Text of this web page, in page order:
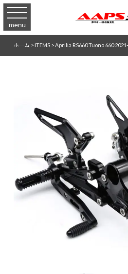
menu
ホーム>ITEMS>Aprilia RS660 Tuono 660